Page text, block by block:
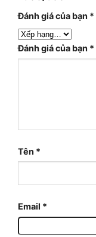
Đánh giá của bạn *
Đánh giá của bạn *
Tên *
Email *